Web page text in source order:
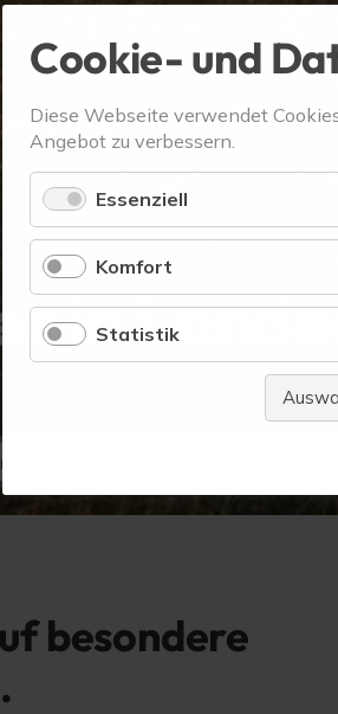
in
Alle
besondere
Cookie- und
Diese Webseite verwendet
Angebot zu verbessern.
Essenziell
Komfort
Statistik